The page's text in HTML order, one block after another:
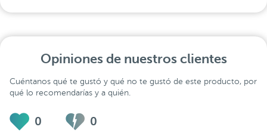
Opiniones de nuestros clientes
Cuéntanos qué te gustó y qué no te gustó de este producto, por
qué lo recomendarías y a quién.
0 0